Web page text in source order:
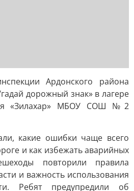
Ардонского района
дорожный знак» в лагере
«Зилахар» МБОУ СОШ №2
какие ошибки чаще всего
и как избежать аварийных
повторили правила
и важность использования
Ребят предупредили об